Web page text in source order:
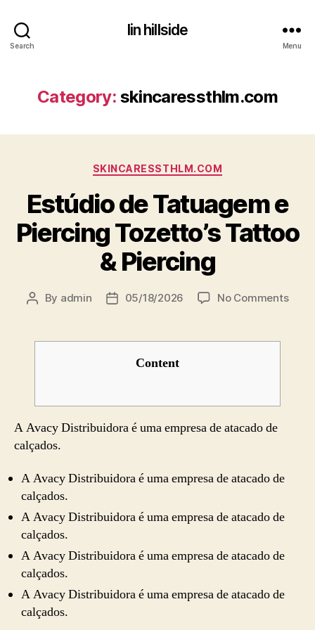
Search
lin hillside
Menu
Category: skincaressthlm.com
Categories
SKINCARESSTHLM.COM
Estúdio de Tatuagem e
Piercing Tozetto’s Tattoo
& Piercing
Post
By admin
Post05/18/2026 No Commentson
Content
A Avacy Distribuidora é uma empresa de atacado de
calçados.
A Avacy Distribuidora é uma empresa de atacado de
calçados.
A Avacy Distribuidora é uma empresa de atacado de
calçados.
A Avacy Distribuidora é uma empresa de atacado de
calçados.
A Avacy Distribuidora é uma empresa de atacado de
calçados.